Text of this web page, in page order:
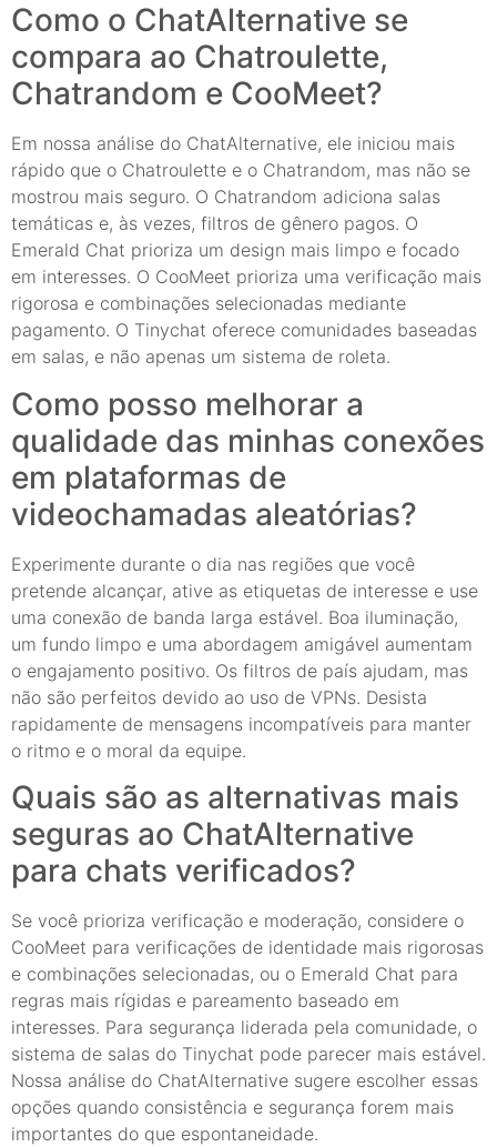
Como o ChatAlternative se
compara ao Chatroulette,
Chatrandom e CooMeet?
Em nossa análise do ChatAlternative, ele iniciou mais
rápido que o Chatroulette e o Chatrandom, mas não se
mostrou mais seguro. O Chatrandom adiciona salas
temáticas e, às vezes, filtros de gênero pagos. O
Emerald Chat prioriza um design mais limpo e focado
em interesses. O CooMeet prioriza uma verificação mais
rigorosa e combinações selecionadas mediante
pagamento. O Tinychat oferece comunidades baseadas
em salas, e não apenas um sistema de roleta.
Como posso melhorar a
qualidade das minhas conexões
em plataformas de
videochamadas aleatórias?
Experimente durante o dia nas regiões que você
pretende alcançar, ative as etiquetas de interesse e use
uma conexão de banda larga estável. Boa iluminação,
um fundo limpo e uma abordagem amigável aumentam
o engajamento positivo. Os filtros de país ajudam, mas
não são perfeitos devido ao uso de VPNs. Desista
rapidamente de mensagens incompatíveis para manter
o ritmo e o moral da equipe.
Quais são as alternativas mais
seguras ao ChatAlternative
para chats verificados?
Se você prioriza verificação e moderação, considere o
CooMeet para verificações de identidade mais rigorosas
e combinações selecionadas, ou o Emerald Chat para
regras mais rígidas e pareamento baseado em
interesses. Para segurança liderada pela comunidade, o
sistema de salas do Tinychat pode parecer mais estável.
Nossa análise do ChatAlternative sugere escolher essas
opções quando consistência e segurança forem mais
importantes do que espontaneidade.